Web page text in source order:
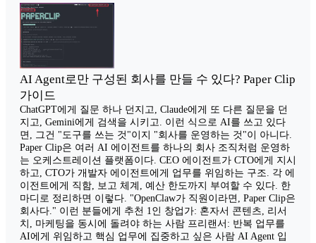
AI Agent로만 구성된 회사를 만들 수 있다? Paper Clip
가이드
ChatGPT에게 질문 하나 던지고, Claude에게 또 다른 질문을 던
지고, Gemini에게 검색을 시키고. 이런 식으로 AI를 쓰고 있다
면, 그건 "도구를 쓰는 것"이지 "회사를 운영하는 것"이 아니다.
Paper Clip은 여러 AI 에이전트를 하나의 회사 조직처럼 운영하
는 오케스트레이션 플랫폼이다. CEO 에이전트가 CTO에게 지시
하고, CTO가 개발자 에이전트에게 업무를 위임하는 구조. 각 에
이전트에게 직함, 보고 체계, 예산 한도까지 부여할 수 있다. 한
마디로 정리하면 이렇다. "OpenClaw가 직원이라면, Paper Clip은
회사다." 이런 분들에게 추천 1인 창업가: 혼자서 콘텐츠, 리서
치, 마케팅을 동시에 돌려야 하는 사람 프리랜서: 반복 업무를
AI에게 위임하고 핵심 업무에 집중하고 싶은 사람 AI Agent 입